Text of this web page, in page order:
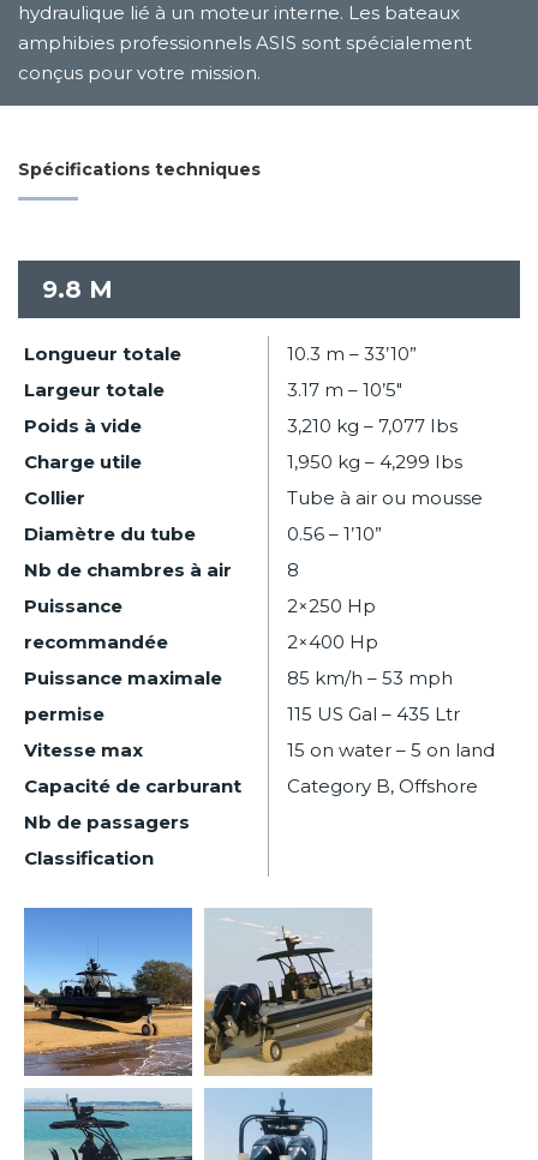
hydraulique lié à un moteur interne. Les bateaux
amphibies professionnels ASIS sont spécialement
conçus pour votre mission.
Spécifications techniques
9.8 M
Longueur totale
Largeur totale
Poids à vide
Charge utile
Collier
Diamètre du tube
Nb de chambres à air
Puissance
recommandée
Puissance maximale
permise
Vitesse max
Capacité de carburant
Nb de passagers
Classification
10.3 m – 33’10”
3.17 m – 10’5″
3,210 kg – 7,077 Ibs
1,950 kg – 4,299 Ibs
Tube à air ou mousse
0.56 – 1’10”
8
2×250 Hp
2×400 Hp
85 km/h – 53 mph
115 US Gal – 435 Ltr
15 on water – 5 on land
Category B, Offshore